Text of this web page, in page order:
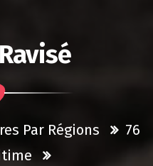
Par Régions
76